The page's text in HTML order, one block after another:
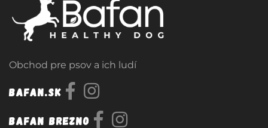
Obchod pre psov a ich ludí
Bafan.sk
Bafan Brezno